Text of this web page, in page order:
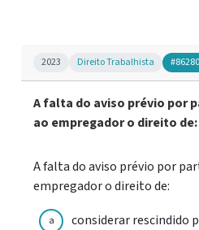
2023 Direito Trabalhista #86280
A falta do aviso prévio por
ao empregador o direito de:
A falta do aviso prévio por
empregador o direito de:
a
considerar rescindido